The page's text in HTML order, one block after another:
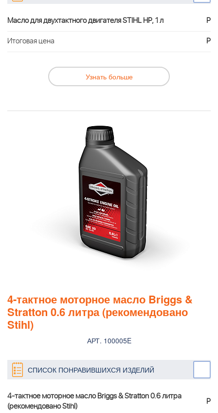
Масло для двухтактного двигателя STIHL HP, 1 л
Р
Итоговая цена
Р
Узнать больше
4-тактное моторное масло Briggs &
Stratton 0.6 литра (рекомендовано
Stihl)
АРТ. 100005E
СПИСОК ПОНРАВИВШИХСЯ ИЗДЕЛИЙ
4-тактное моторное масло Briggs & Stratton 0.6 литра
(рекомендовано Stihl)
Р